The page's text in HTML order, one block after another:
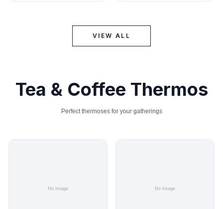
VIEW ALL
Tea & Coffee Thermos
Perfect thermoses for your gatherings